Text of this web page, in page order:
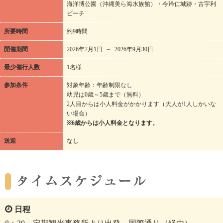
海洋博公園（沖縄美ら海水族館）・今帰仁城跡・古宇利
ビーチ
所要時間 約9時間
開催期間 2026年7月1日 ～ 2026年9月30日
最少催行人数 1名様
参加条件
対象年齢：年齢制限なし
幼児は0歳～5歳まで（無料）
2人目からは小人料金がかかります（大人が1人しかいな
い場合）
※6歳からは小人料金となります。
送迎 なし
日程